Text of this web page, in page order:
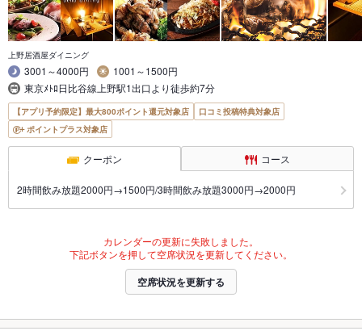
上野居酒屋ダイニング
3001～4000円
1001～1500円
東京ﾒﾄﾛ日比谷線上野駅1出口より徒歩約7分
【アプリ予約限定】最大800ポイント還元対象店
口コミ投稿特典対象店
ポイントプラス対象店
クーポン コース
2時間飲み放題2000円→1500円/3時間飲み放題3000円→2000円
カレンダーの更新に失敗しました。
下記ボタンを押して空席状況を更新してください。
空席状況を更新する